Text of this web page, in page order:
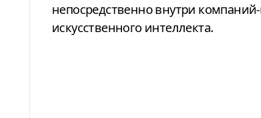
непосредственно внутри
искусственного интеллекта.